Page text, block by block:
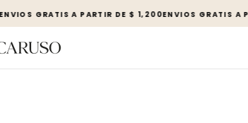
GRATIS A PARTIR DE $ 1,200ENVIOS GRATIS A PARTIR